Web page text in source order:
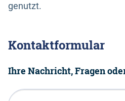
genutzt.
Kontaktformular
Ihre Nachricht, Fragen